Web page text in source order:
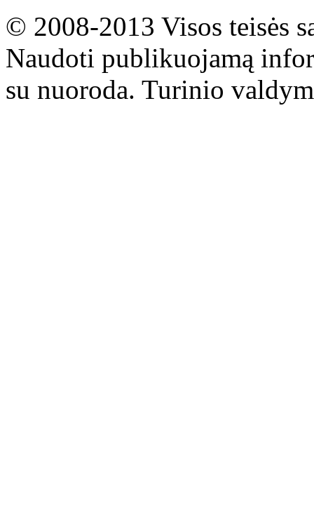
© 2008-2013 Visos teisės
Naudoti publikuojamą
su nuoroda. Turinio